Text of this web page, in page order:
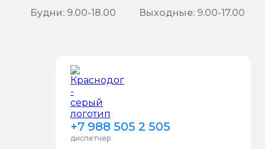
+7 988 505 2 505
диспетчер
Будни: 9.00-18.00 Выходные: 9.00-17.00